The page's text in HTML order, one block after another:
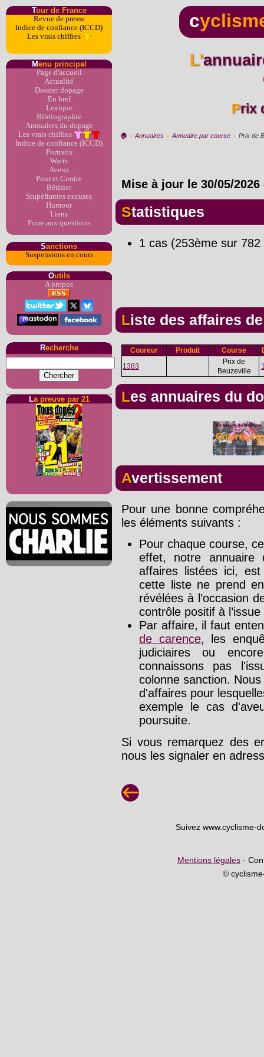
Tour de France
Revue de presse
Indice de confiance (ICCD)
Les vrais chiffres
Menu principal
Page d'accueil
Actualité
Dossier dopage
En bref
Lexique
Bibliographie
Annuaires du dopage
Les vrais chiffres
Indice de confiance (ICCD)
Portraits
Watts
Aveux
Pour et Contre
Bêtisier
Stupéfiantes excuses
Humour
Liens
Foire aux questions
Sanctions
Suspensions en cours
Outils
A propos
Recherche
La preuve par 21
c
L'annuaire du dopage par
🏠︎ › Annuaires › Annuaire par course › Prix de
Mise à jour le 30/05/2026
Statistiques
1 cas (253ème sur 782
Liste des affaires
Coureur Produit Course
1383
Prix de
Beuzeville
Les annuaires du
Avertissement
Pour une bonne
les éléments suivants :
Pour chaque course,
effet, notre annuaire
affaires listées ici,
cette liste ne prend
révélées à l’occasion
contrôle positif à
Par affaire, il faut
de carence, les
judiciaires ou
connaissons pas
colonne sanction.
d'affaires pour
exemple le cas
poursuite.
Si vous remarquez des
nous les signaler en
Suivez www.cyclisme-
Mentions légales-
©